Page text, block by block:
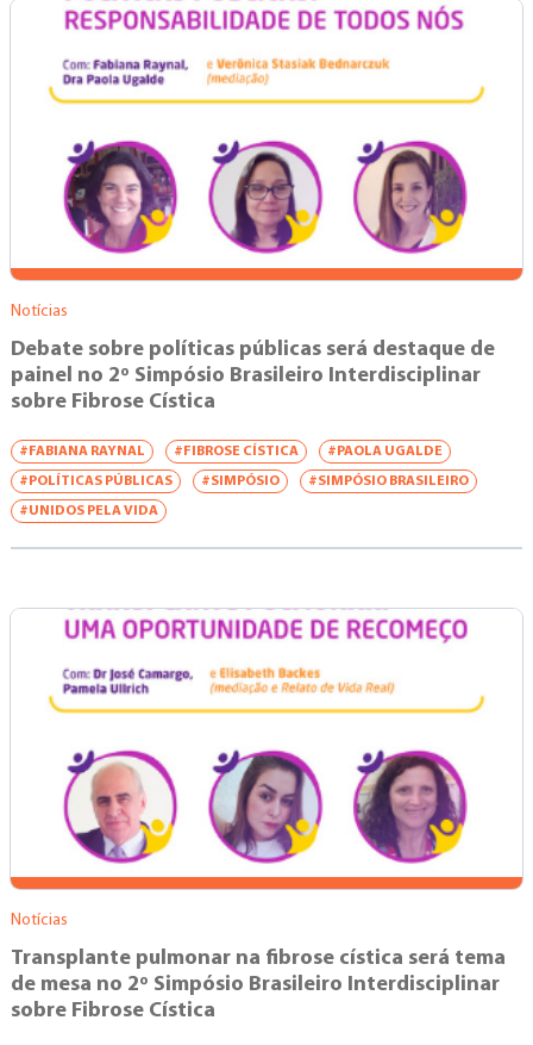
Notícias
Debate sobre políticas públicas será destaque de
painel no 2º Simpósio Brasileiro Interdisciplinar
sobre Fibrose Cística
#FABIANA RAYNAL #FIBROSE CÍSTICA #PAOLA UGALDE
#POLÍTICAS PÚBLICAS #SIMPÓSIO #SIMPÓSIO BRASILEIRO
#UNIDOS PELA VIDA
Notícias
Transplante pulmonar na fibrose cística será tema
de mesa no 2º Simpósio Brasileiro Interdisciplinar
sobre Fibrose Cística